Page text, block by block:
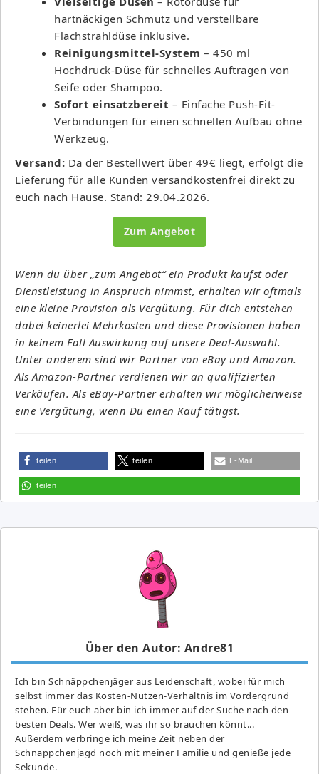
hartnäckigen Schmutz und verstellbare
Flachstrahldüse inklusive.
Reinigungsmittel-System – 450 ml
Hochdruck-Düse für schnelles Auftragen von
Seife oder Shampoo.
Sofort einsatzbereit – Einfache Push-Fit-
Verbindungen für einen schnellen Aufbau ohne
Werkzeug.
Versand: Da der Bestellwert über 49€ liegt, erfolgt die
Lieferung für alle Kunden versandkostenfrei direkt zu
euch nach Hause. Stand: 29.04.2026.
Zum Angebot
Wenn du über „zum Angebot“ ein Produkt kaufst oder
Dienstleistung in Anspruch nimmst, erhalten wir oftmals
eine kleine Provision als Vergütung. Für dich entstehen
dabei keinerlei Mehrkosten und diese Provisionen haben
in keinem Fall Auswirkung auf unsere Deal-Auswahl.
Unter anderem sind wir Partner von eBay und Amazon.
Als Amazon-Partner verdienen wir an qualifizierten
Verkäufen. Als eBay-Partner erhalten wir möglicherweise
eine Vergütung, wenn Du einen Kauf tätigst.
teilen teilen E-Mail
teilen
Über den Autor: Andre81
Ich bin Schnäppchenjäger aus Leidenschaft, wobei für mich
selbst immer das Kosten-Nutzen-Verhältnis im Vordergrund
stehen. Für euch aber bin ich immer auf der Suche nach den
besten Deals. Wer weiß, was ihr so brauchen könnt...
Außerdem verbringe ich meine Zeit neben der
Schnäppchenjagd noch mit meiner Familie und genieße jede
Sekunde.